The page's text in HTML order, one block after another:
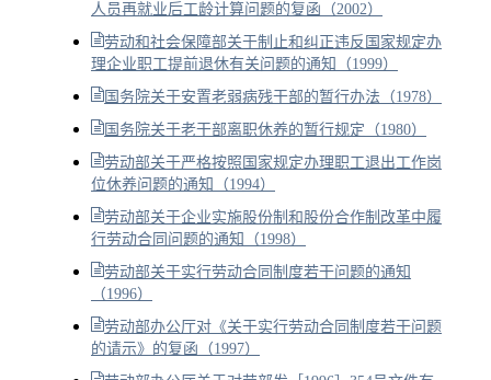
人员再就业后工龄计算问题的复函（2002）
劳动和社会保障部关于制止和纠正违反国家规定办
理企业职工提前退休有关问题的通知（1999）
国务院关于安置老弱病残干部的暂行办法（1978）
国务院关于老干部离职休养的暂行规定（1980）
劳动部关于严格按照国家规定办理职工退出工作岗
位休养问题的通知（1994）
劳动部关于企业实施股份制和股份合作制改革中履
行劳动合同问题的通知（1998）
劳动部关于实行劳动合同制度若干问题的通知
（1996）
劳动部办公厅对《关于实行劳动合同制度若干问题
的请示》的复函（1997）